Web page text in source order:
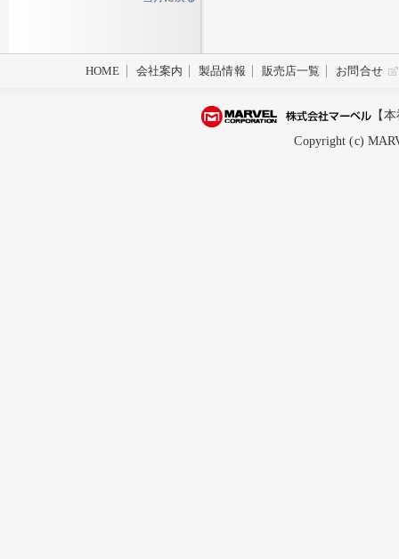
HOME 会社案内 製品情報 販売店一覧 お問合せ
【
Copyright (c)